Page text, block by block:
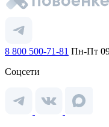
8 800 500-71-81 Пн-Пт
Соцсети